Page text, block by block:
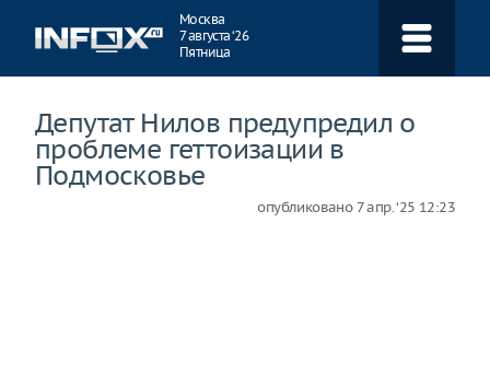
Москва
7 августа ‘26
Пятница
Депутат Нилов предупредил о
проблеме геттоизации в
Подмосковье
опубликовано7 апр. ‘25 12:23